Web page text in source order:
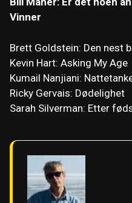
Vinner
Brett Goldstein: Den nest
Kevin Hart: Asking My Age
Kumail Nanjiani:
Ricky Gervais: Dødelighet
Sarah Silverman: Etter